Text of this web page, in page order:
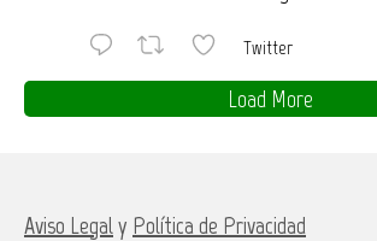
Twitter
Load More
Aviso Legal y Política de Privacidad